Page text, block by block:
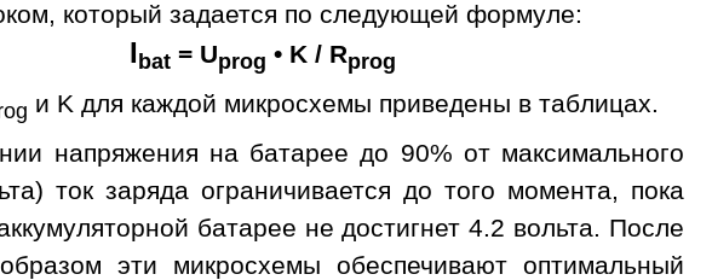
который задается по следующей формуле:
I bat = Uprog • K / Rprog
и K для каждой микросхемы приведены в таблицах.
напряжения на батарее до 90% от максимального
ток заряда ограничивается до того момента, пока
батарее не достигнет 4.2 вольта. После
эти микросхемы обеспечивают оптимальный